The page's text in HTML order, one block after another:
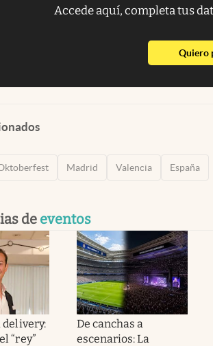
Accede aquí, completa tus
Quiero
Madrid Valencia España
de eventos
“rey”
De canchas a
escenarios: La